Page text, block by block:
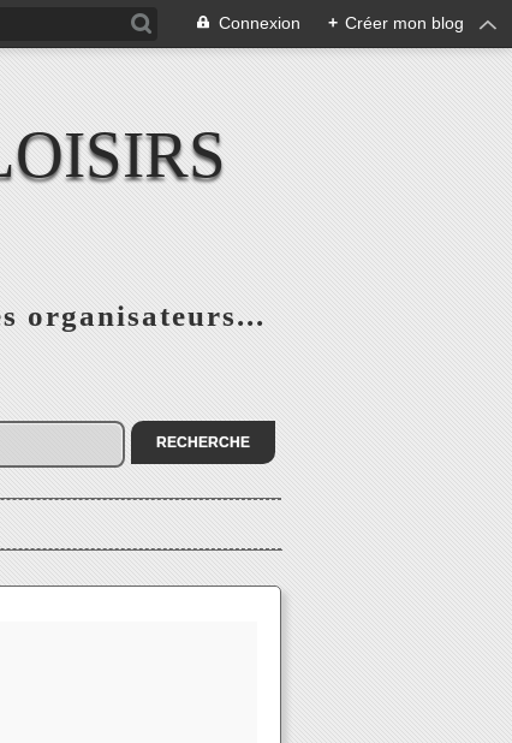
Connexion + Créer mon blog
organisateurs...